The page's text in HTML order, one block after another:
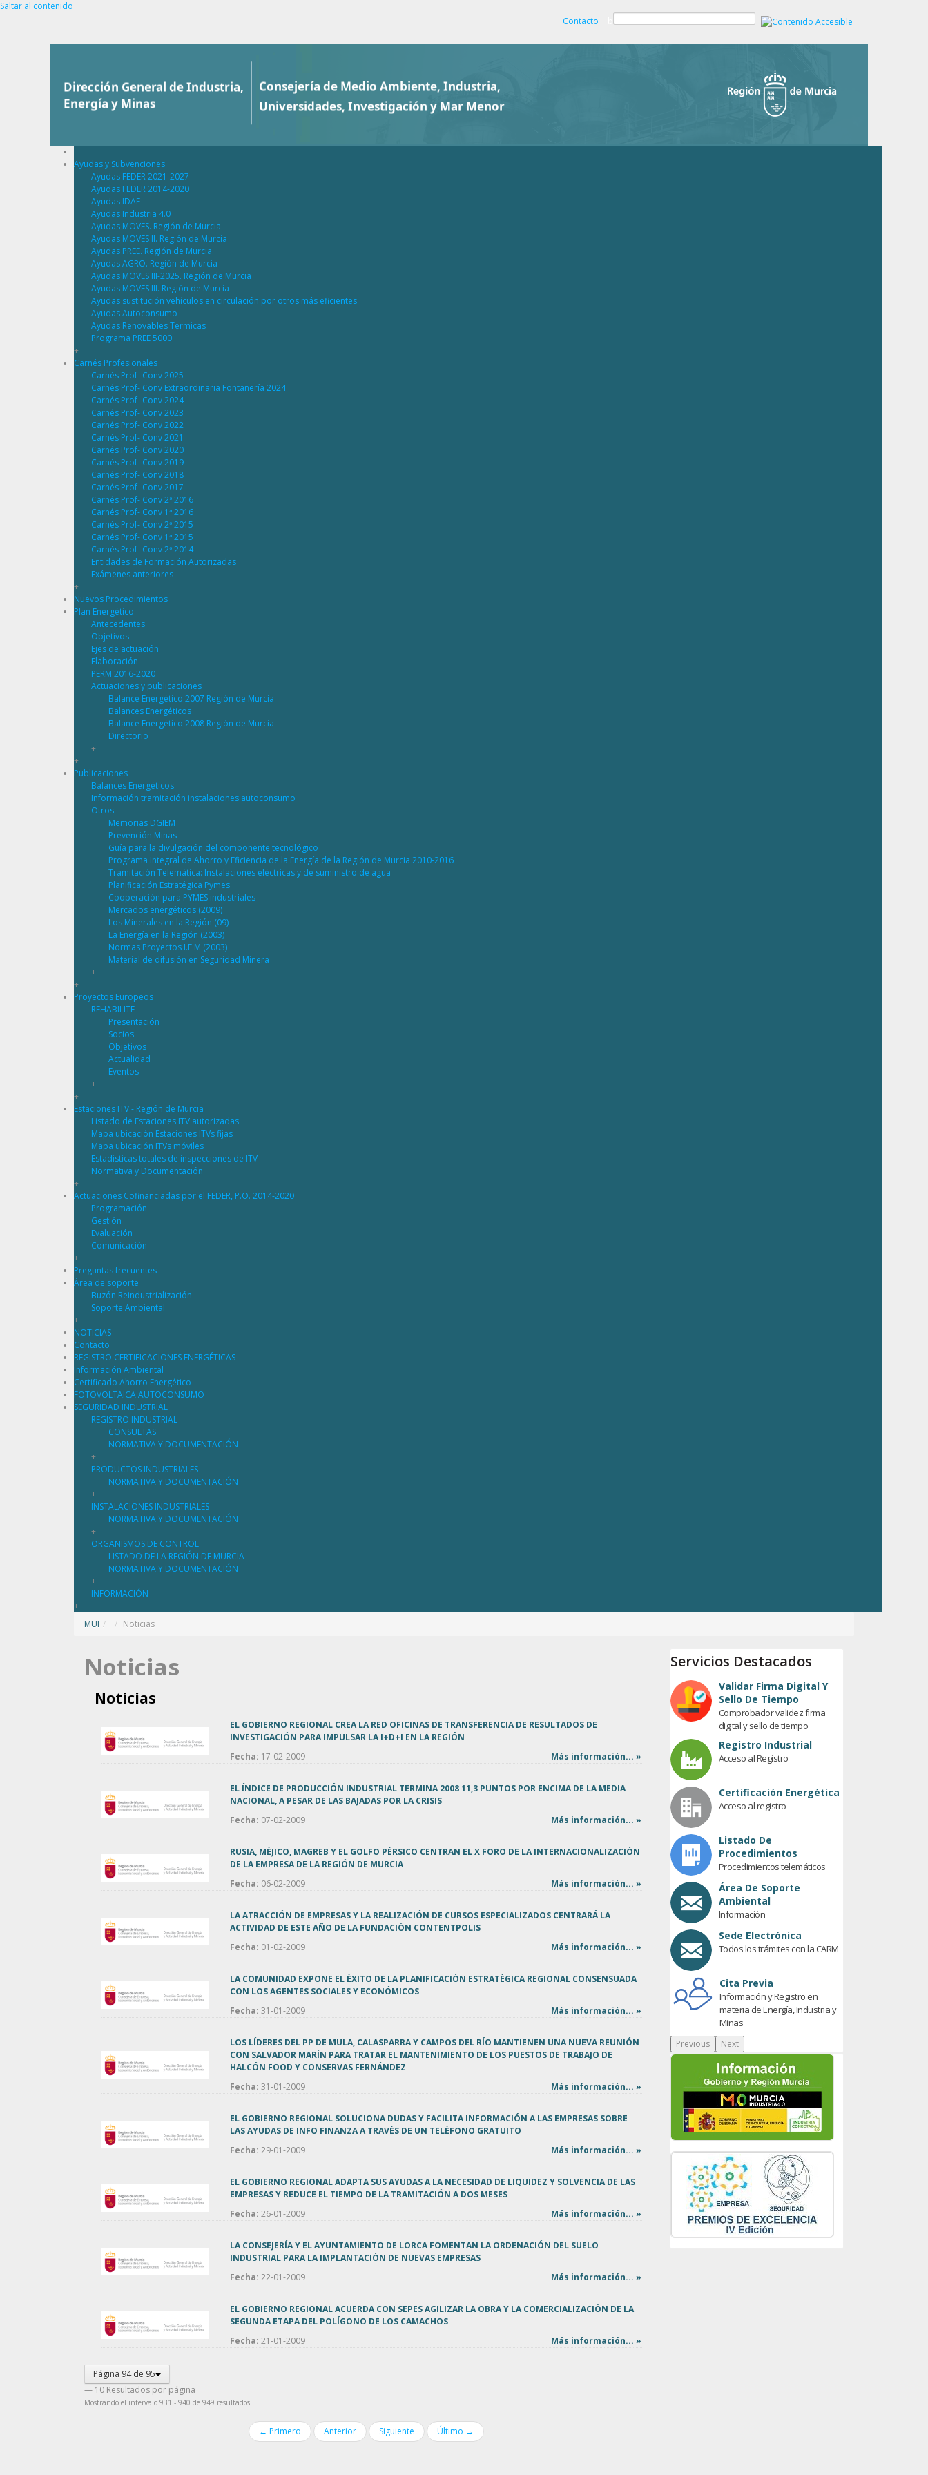
Saltar al contenido
Contacto
Ayudas y Subvenciones
Ayudas FEDER 2021-2027
Ayudas FEDER 2014-2020
Ayudas IDAE
Ayudas Industria 4.0
Ayudas MOVES. Región de Murcia
Ayudas MOVES II. Región de Murcia
Ayudas PREE. Región de Murcia
Ayudas AGRO. Región de Murcia
Ayudas MOVES III-2025. Región de Murcia
Ayudas MOVES III. Región de Murcia
Ayudas sustitución vehículos en circulación por otros más eficientes
Ayudas Autoconsumo
Ayudas Renovables Termicas
Programa PREE 5000
+
Carnés Profesionales
Carnés Prof- Conv 2025
Carnés Prof- Conv Extraordinaria Fontanería 2024
Carnés Prof- Conv 2024
Carnés Prof- Conv 2023
Carnés Prof- Conv 2022
Carnés Prof- Conv 2021
Carnés Prof- Conv 2020
Carnés Prof- Conv 2019
Carnés Prof- Conv 2018
Carnés Prof- Conv 2017
Carnés Prof- Conv 2ª 2016
Carnés Prof- Conv 1ª 2016
Carnés Prof- Conv 2ª 2015
Carnés Prof- Conv 1ª 2015
Carnés Prof- Conv 2ª 2014
Entidades de Formación Autorizadas
Exámenes anteriores
+
Nuevos Procedimientos
Plan Energético
Antecedentes
Objetivos
Ejes de actuación
Elaboración
PERM 2016-2020
Actuaciones y publicaciones
Balance Energético 2007 Región de Murcia
Balances Energéticos
Balance Energético 2008 Región de Murcia
Directorio
+
+
Publicaciones
Balances Energéticos
Información tramitación instalaciones autoconsumo
Otros
Memorias DGIEM
Prevención Minas
Guía para la divulgación del componente tecnológico
Programa Integral de Ahorro y Eficiencia de la Energía de la Región de Murcia 2010-2016
Tramitación Telemática: Instalaciones eléctricas y de suministro de agua
Planificación Estratégica Pymes
Cooperación para PYMES industriales
Mercados energéticos (2009)
Los Minerales en la Región (09)
La Energía en la Región (2003)
Normas Proyectos I.E.M (2003)
Material de difusión en Seguridad Minera
+
+
Proyectos Europeos
REHABILITE
Presentación
Socios
Objetivos
Actualidad
Eventos
+
+
Estaciones ITV - Región de Murcia
Listado de Estaciones ITV autorizadas
Mapa ubicación Estaciones ITVs fijas
Mapa ubicación ITVs móviles
Estadisticas totales de inspecciones de ITV
Normativa y Documentación
+
Actuaciones Cofinanciadas por el FEDER, P.O. 2014-2020
Programación
Gestión
Evaluación
Comunicación
+
Preguntas frecuentes
Área de soporte
Buzón Reindustrialización
Soporte Ambiental
+
NOTICIAS
Contacto
REGISTRO CERTIFICACIONES ENERGÉTICAS
Información Ambiental
Certificado Ahorro Energético
FOTOVOLTAICA AUTOCONSUMO
SEGURIDAD INDUSTRIAL
REGISTRO INDUSTRIAL
CONSULTAS
NORMATIVA Y DOCUMENTACIÓN
+
PRODUCTOS INDUSTRIALES
NORMATIVA Y DOCUMENTACIÓN
+
INSTALACIONES INDUSTRIALES
NORMATIVA Y DOCUMENTACIÓN
+
ORGANISMOS DE CONTROL
LISTADO DE LA REGIÓN DE MURCIA
NORMATIVA Y DOCUMENTACIÓN
+
INFORMACIÓN
+
MUI / Noticias
Noticias
Noticias
EL GOBIERNO REGIONAL CREA LA RED OFICINAS DE TRANSFERENCIA DE RESULTADOS DE
INVESTIGACIÓN PARA IMPULSAR LA I+D+I EN LA REGIÓN
Fecha: 17-02-2009 Más información... »
EL ÍNDICE DE PRODUCCIÓN INDUSTRIAL TERMINA 2008 11,3 PUNTOS POR ENCIMA DE LA MEDIA
NACIONAL, A PESAR DE LAS BAJADAS POR LA CRISIS
Fecha: 07-02-2009 Más información... »
RUSIA, MÉJICO, MAGREB Y EL GOLFO PÉRSICO CENTRAN EL X FORO DE LA INTERNACIONALIZACIÓN
DE LA EMPRESA DE LA REGIÓN DE MURCIA
Fecha: 06-02-2009 Más información... »
LA ATRACCIÓN DE EMPRESAS Y LA REALIZACIÓN DE CURSOS ESPECIALIZADOS CENTRARÁ LA
ACTIVIDAD DE ESTE AÑO DE LA FUNDACIÓN CONTENTPOLIS
Fecha: 01-02-2009 Más información... »
LA COMUNIDAD EXPONE EL ÉXITO DE LA PLANIFICACIÓN ESTRATÉGICA REGIONAL CONSENSUADA
CON LOS AGENTES SOCIALES Y ECONÓMICOS
Fecha: 31-01-2009 Más información... »
LOS LÍDERES DEL PP DE MULA, CALASPARRA Y CAMPOS DEL RÍO MANTIENEN UNA NUEVA REUNIÓN
CON SALVADOR MARÍN PARA TRATAR EL MANTENIMIENTO DE LOS PUESTOS DE TRABAJO DE
HALCÓN FOOD Y CONSERVAS FERNÁNDEZ
Fecha: 31-01-2009 Más información... »
EL GOBIERNO REGIONAL SOLUCIONA DUDAS Y FACILITA INFORMACIÓN A LAS EMPRESAS SOBRE
LAS AYUDAS DE INFO FINANZA A TRAVÉS DE UN TELÉFONO GRATUITO
Fecha: 29-01-2009 Más información... »
EL GOBIERNO REGIONAL ADAPTA SUS AYUDAS A LA NECESIDAD DE LIQUIDEZ Y SOLVENCIA DE LAS
EMPRESAS Y REDUCE EL TIEMPO DE LA TRAMITACIÓN A DOS MESES
Fecha: 26-01-2009 Más información... »
LA CONSEJERÍA Y EL AYUNTAMIENTO DE LORCA FOMENTAN LA ORDENACIÓN DEL SUELO
INDUSTRIAL PARA LA IMPLANTACIÓN DE NUEVAS EMPRESAS
Fecha: 22-01-2009 Más información... »
EL GOBIERNO REGIONAL ACUERDA CON SEPES AGILIZAR LA OBRA Y LA COMERCIALIZACIÓN DE LA
SEGUNDA ETAPA DEL POLÍGONO DE LOS CAMACHOS
Fecha: 21-01-2009 Más información... »
Página 94 de 95
— 10 Resultados por página
Mostrando el intervalo 931 - 940 de 949 resultados.
← Primero Anterior Siguiente Último →
Servicios Destacados
Validar Firma Digital Y
Sello De Tiempo
Comprobador validez firma
digital y sello de tiempo
Registro Industrial
Acceso al Registro
Certificación Energética
Acceso al registro
Listado De
Procedimientos
Procedimientos telemáticos
Área De Soporte
Ambiental
Información
Sede Electrónica
Todos los trámites con la CARM
Cita Previa
Información y Registro en
materia de Energía, Industria y
Minas
Previous Next